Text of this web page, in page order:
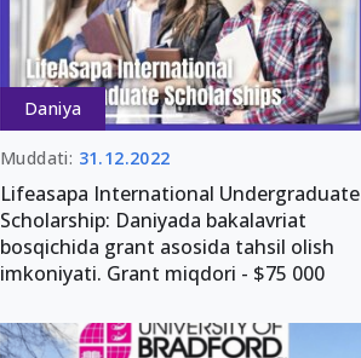
Daniya
Muddati: 31.12.2022
Lifeasapa International Undergraduate
Scholarship: Daniyada bakalavriat
bosqichida grant asosida tahsil olish
imkoniyati. Grant miqdori - $75 000